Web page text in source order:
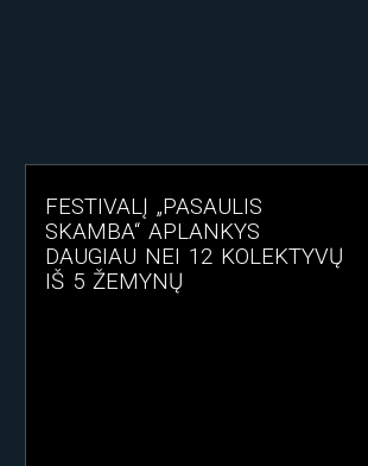
FESTIVALĮ „PASAULIS
SKAMBA“ APLANKYS
DAUGIAU NEI 12 KOLEKTYVŲ
IŠ 5 ŽEMYNŲ